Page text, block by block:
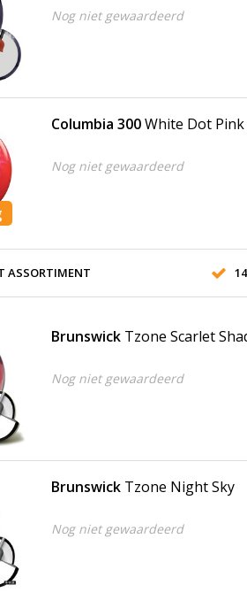
Nog niet gewaardeerd
Columbia 300White Dot Pink
Nog niet gewaardeerd
ASSORTIMENT
Brunswick Tzone Scarlet
Nog niet gewaardeerd
Brunswick Tzone Night Sky
Nog niet gewaardeerd